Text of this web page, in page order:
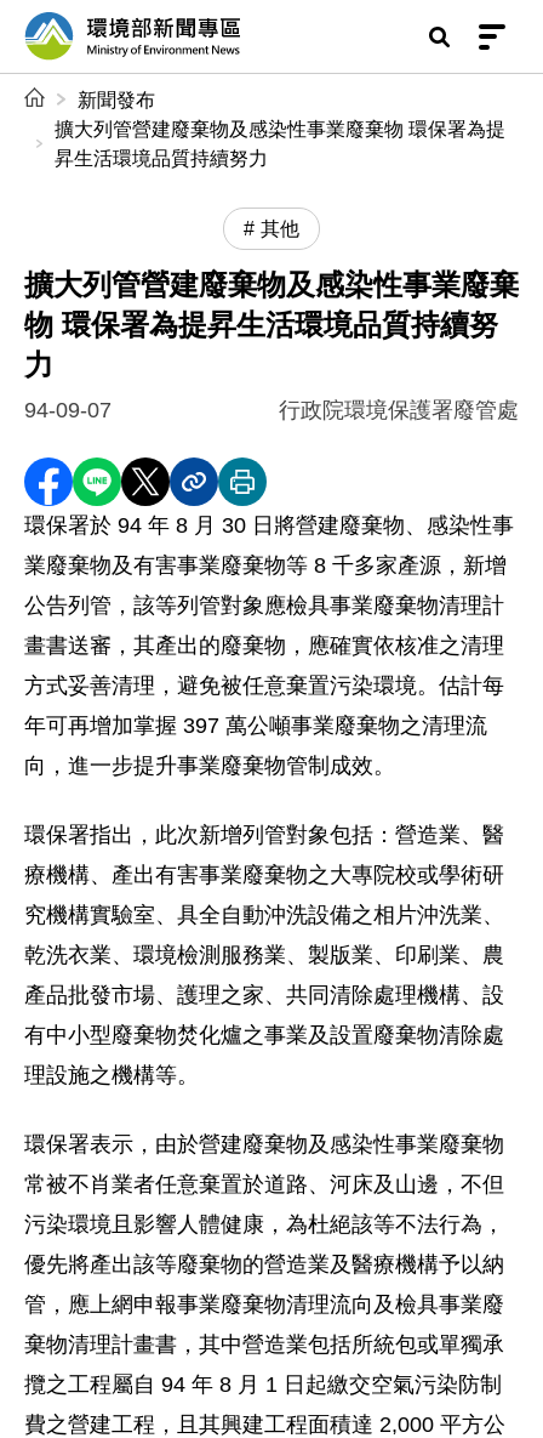
前往中央內容區塊
環境部新聞專區
新聞發布
擴大列管營建廢棄物及感染性事業廢棄物 環保署為提
昇生活環境品質持續努力
其他
擴大列管營建廢棄物及感染性事業廢棄
物 環保署為提昇生活環境品質持續努
力
94-09-07 行政院環境保護署廢管處
分享至 Facebook
分享到 LINE
分享到 X分享內容連結
列印本頁
環保署於 94 年 8 月 30 日將營建廢棄物、感染性事
業廢棄物及有害事業廢棄物等 8 千多家產源，新增
公告列管，該等列管對象應檢具事業廢棄物清理計
畫書送審，其產出的廢棄物，應確實依核准之清理
方式妥善清理，避免被任意棄置污染環境。估計每
年可再增加掌握 397 萬公噸事業廢棄物之清理流
向，進一步提升事業廢棄物管制成效。
環保署指出，此次新增列管對象包括：營造業、醫
療機構、產出有害事業廢棄物之大專院校或學術研
究機構實驗室、具全自動沖洗設備之相片沖洗業、
乾洗衣業、環境檢測服務業、製版業、印刷業、農
產品批發市場、護理之家、共同清除處理機構、設
有中小型廢棄物焚化爐之事業及設置廢棄物清除處
理設施之機構等。
環保署表示，由於營建廢棄物及感染性事業廢棄物
常被不肖業者任意棄置於道路、河床及山邊，不但
污染環境且影響人體健康，為杜絕該等不法行為，
優先將產出該等廢棄物的營造業及醫療機構予以納
管，應上網申報事業廢棄物清理流向及檢具事業廢
棄物清理計畫書，其中營造業包括所統包或單獨承
攬之工程屬自 94 年 8 月 1 日起繳交空氣污染防制
費之營建工程，且其興建工程面積達 2,000 平方公